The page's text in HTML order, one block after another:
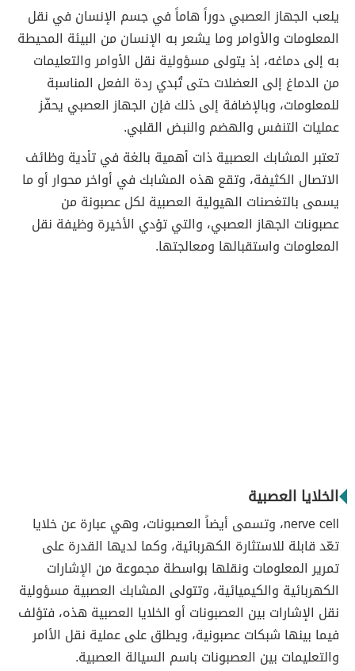
يلعب الجهاز العصبي دوراً هاماً في جسم الإنسان في نقل
المعلومات والأوامر وما يشعر به الإنسان من البيئة المحيطة
به إلى دماغه، إذ يتولى مسؤولية نقل الأوامر والتعليمات
من الدماغ إلى العضلات حتى تُبدي ردة الفعل المناسبة
للمعلومات، وبالإضافة إلى ذلك فإن الجهاز العصبي يحفّز
عمليات التنفس والهضم والنبض القلبي.
تعتبر المشابك العصبية ذات أهمية بالغة في تأدية وظائف
الاتصال الكثيفة، وتقع هذه المشابك في أواخر محوار أو ما
يسمى بالتغصنات الهيولية العصبية لكل عصبونة من
عصبونات الجهاز العصبي، والتي تؤدي الأخيرة وظيفة نقل
المعلومات واستقبالها ومعالجتها.
الخلايا العصبية
nerve cell، وتسمى أيضاً العصبونات، وهي عبارة عن خلايا
تعّد قابلة للاستثارة الكهربائية، وكما لديها القدرة على
تمرير المعلومات ونقلها بواسطة مجموعة من الإشارات
الكهربائية والكيميائية، وتتولى المشابك العصبية مسؤولية
نقل الإشارات بين العصبونات أو الخلايا العصبية هذه، فتؤلف
فيما بينها شبكات عصبونية، ويطلق على عملية نقل الأامر
والتعليمات بين العصبونات باسم السيالة العصبية.